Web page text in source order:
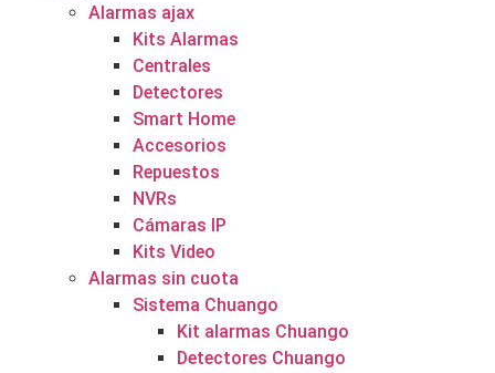
Alarmas ajax
Kits Alarmas
Centrales
Detectores
Smart Home
Accesorios
Repuestos
NVRs
Cámaras IP
Kits Video
Alarmas sin cuota
Sistema Chuango
Kit alarmas Chuango
Detectores Chuango